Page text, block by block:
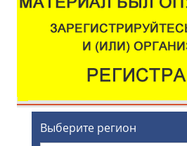
Выберите регион